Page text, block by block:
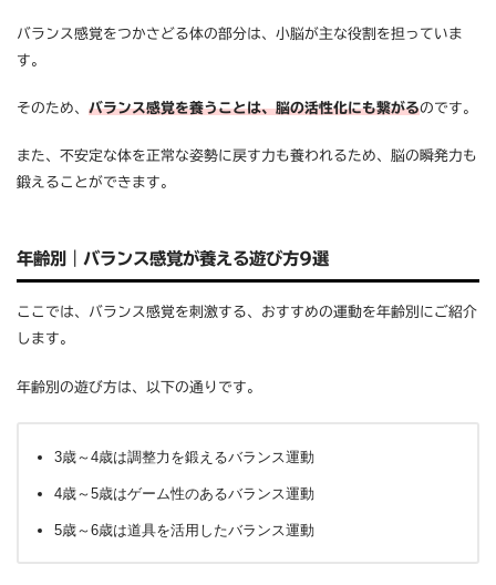
バランス感覚をつかさどる体の部分は、小脳が主な役割を担っていま
す。
そのため、 バランス感覚を養うことは、脳の活性化にも繋がるのです。
また、不安定な体を正常な姿勢に戻す力も養われるため、脳の瞬発力も
鍛えることができます。
年齢別｜バランス感覚が養える遊び方9選
ここでは、バランス感覚を刺激する、おすすめの運動を年齢別にご紹介
します。
年齢別の遊び方は、以下の通りです。
3歳～4歳は調整力を鍛えるバランス運動
4歳～5歳はゲーム性のあるバランス運動
5歳～6歳は道具を活用したバランス運動